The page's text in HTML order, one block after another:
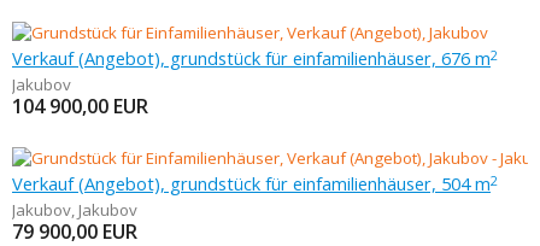
Verkauf (Angebot), grundstück für einfamilienhäuser, 676 m2
Jakubov
104 900,00 EUR
Verkauf (Angebot), grundstück für einfamilienhäuser, 504 m2
Jakubov, Jakubov
79 900,00 EUR